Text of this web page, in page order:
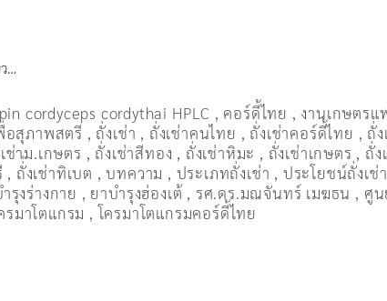
…
cordyceps cordythai HPLC , คอร์ดี้ไทย ,งานเกษตรแ
อสุภาพสตรี , ถั่งเช่า , ถั่งเช่าคนไทย , ถั่งเช่าคอร์ดี้ไทย , ถั่
ช่าม.เกษตร , ถั่งเช่าสีทอง , ถั่งเช่าหิมะ , ถั่งเช่าเกษตร , ถั่
, ถั่่งเช่าทิเบต ,บทความ , ประเภทถั่งเช่า , ประโยชน์ถั่งเช่า
รุงร่างกาย , ยาบำรุงฮ่องเต้ , รศ.ดร.มณจันทร์ เมฆธน , ศูน
รมาโตแกรม ,โครมาโตแกรมคอร์ดี้ไทย